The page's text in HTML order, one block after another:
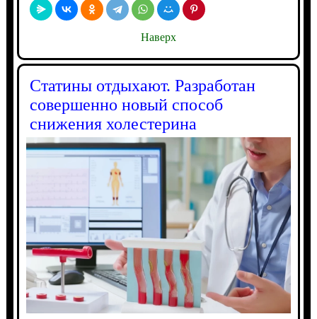
Наверх
Статины отдыхают. Разработан
совершенно новый способ
снижения холестерина